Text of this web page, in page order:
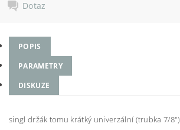
Dotaz
POPIS
PARAMETRY
DISKUZE
singl držák tomu krátký univerzální (trubka 7/8")